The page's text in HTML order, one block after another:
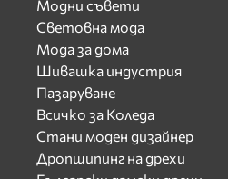
Модни съвети
Световна мода
Мода за дома
Шивашка индустрия
Пазаруване
Всичко за Коледа
Стани моден дизайнер
Дропшипинг на дрехи